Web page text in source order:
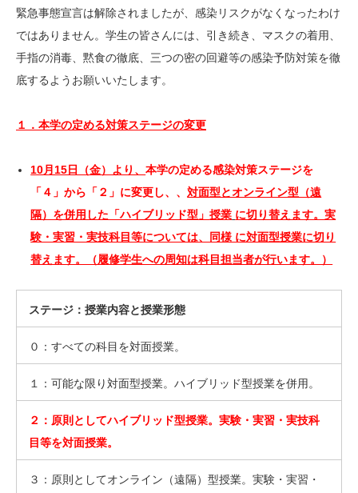
緊急事態宣言は解除されましたが、感染リスクがなくなったわけ
ではありません。学生の皆さんには、引き続き、マスクの着用、
手指の消毒、黙食の徹底、三つの密の回避等の感染予防対策を徹
底するようお願いいたします。
１．本学の定める対策ステージの変更
10月15日（金）より、本学の定める感染対策ステージを
「４」から「２」に変更し、、対面型とオンライン型（遠
隔）を併用した「ハイブリッド型」授業 に切り替えます。実
験・実習・実技科目等については、同様 に対面型授業に切り
替えます。（履修学生への周知は科目担当者が行います。）
ステージ：授業内容と授業形態
０：すべての科目を対面授業。
１：可能な限り対面型授業。ハイブリッド型授業を併用。
２：原則としてハイブリッド型授業。実験・実習・実技科
目等を対面授業。
３：原則としてオンライン（遠隔）型授業。実験・実習・